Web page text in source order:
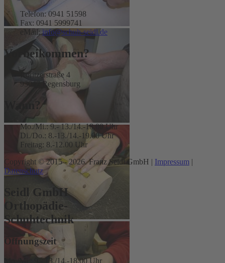
Telefon: 0941 51598
Fax: 0941 5999741
eMail:info@schuh-seidl.de
Vorbeikommen?
Roritzerstraße 4
93047 Regensburg
Wann?
Mo./Mi.: 9.- 13./14.-18.00 Uhr
Di./Do.: 8.-13./14.-19.00 Uhr
Freitag: 8.-12.00 Uhr
Copyright © 2015 - 2026. Franz Seidl GmbH | Impressum |
Datenschutz
Seidl GmbH
Orthopädie-
Schuhtechnik
Öffnungszeit
Mo./Mi.: 9.- 13./14.-18.00 Uhr